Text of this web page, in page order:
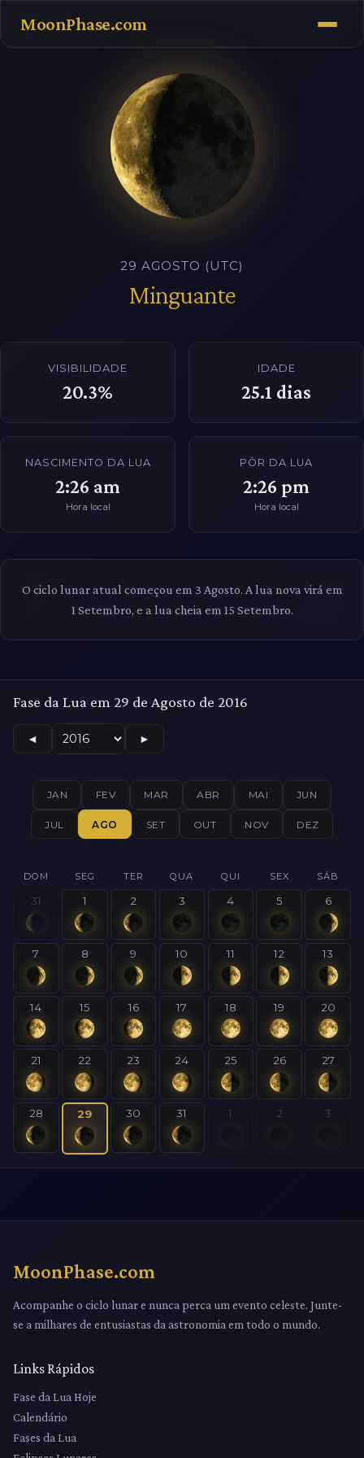
MoonPhase.com
29 AGOSTO (UTC)
Minguante
VISIBILIDADE
20.3%
IDADE
25.1 dias
NASCIMENTO DA LUA
2:26 am
Hora local
PÔR DA LUA
2:26 pm
Hora local
O ciclo lunar atual começou em 3 Agosto. A lua nova virá em
1 Setembro, e a lua cheia em 15 Setembro.
Fase da Lua em 29 de Agosto de 2016
◄ ►
JAN FEV MAR ABR MAI JUN
JUL AGO SET OUT NOV DEZ
DOM SEG TER QUA QUI SEX SÁB
31 1 2 3 4 5 6
7 8 9 10 11 12 13
14 15 16 17 18 19 20
21 22 23 24 25 26 27
28 29 30 31 1 2 3
MoonPhase.com
Acompanhe o ciclo lunar e nunca perca um evento celeste. Junte-
se a milhares de entusiastas da astronomia em todo o mundo.
Links Rápidos
Fase da Lua Hoje
Calendário
Fases da Lua